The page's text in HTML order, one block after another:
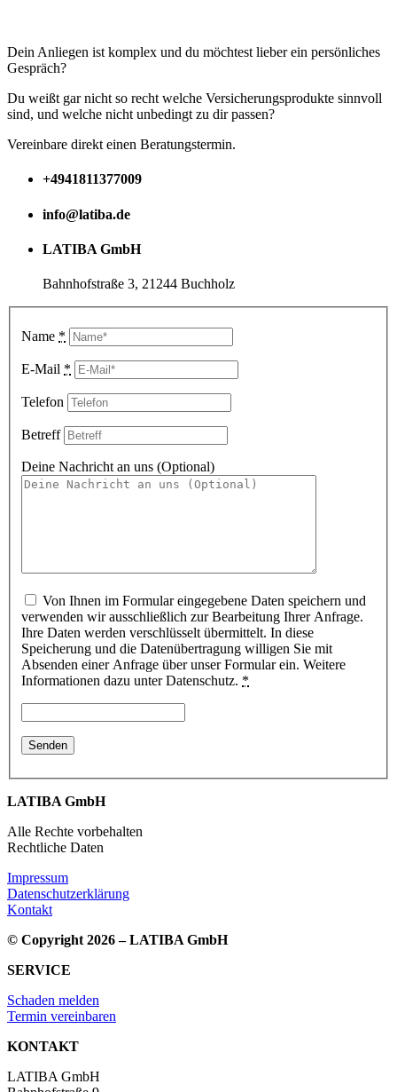
Dein Anliegen ist komplex und du möchtest lieber ein persönliches
Gespräch?
Du weißt gar nicht so recht welche Versicherungsprodukte sinnvoll
sind, und welche nicht unbedingt zu dir passen?
Vereinbare direkt einen Beratungstermin.
+4941811377009
info@latiba.de
LATIBA GmbH
Bahnhofstraße 3, 21244 Buchholz
Name *
E-Mail *
Telefon
Betreff
Deine Nachricht an uns (Optional)
Von Ihnen im Formular eingegebene Daten speichern und
verwenden wir ausschließlich zur Bearbeitung Ihrer Anfrage.
Ihre Daten werden verschlüsselt übermittelt. In diese
Speicherung und die Datenübertragung willigen Sie mit
Absenden einer Anfrage über unser Formular ein. Weitere
Informationen dazu unter Datenschutz. *
LATIBA GmbH
Alle Rechte vorbehalten
Rechtliche Daten
Impressum
Datenschutzerklärung
Kontakt
© Copyright 2026 – LATIBA GmbH
SERVICE
Schaden melden
Termin vereinbaren
KONTAKT
LATIBA GmbH